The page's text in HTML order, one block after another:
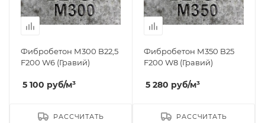
Фибробетон М300 B22,5
F200 W6 (Гравий)
5 100 руб/м³
РАССЧИТАТЬ
Фибробетон М350 B25
F200 W8 (Гравий)
5 280 руб/м³
РАССЧИТАТЬ